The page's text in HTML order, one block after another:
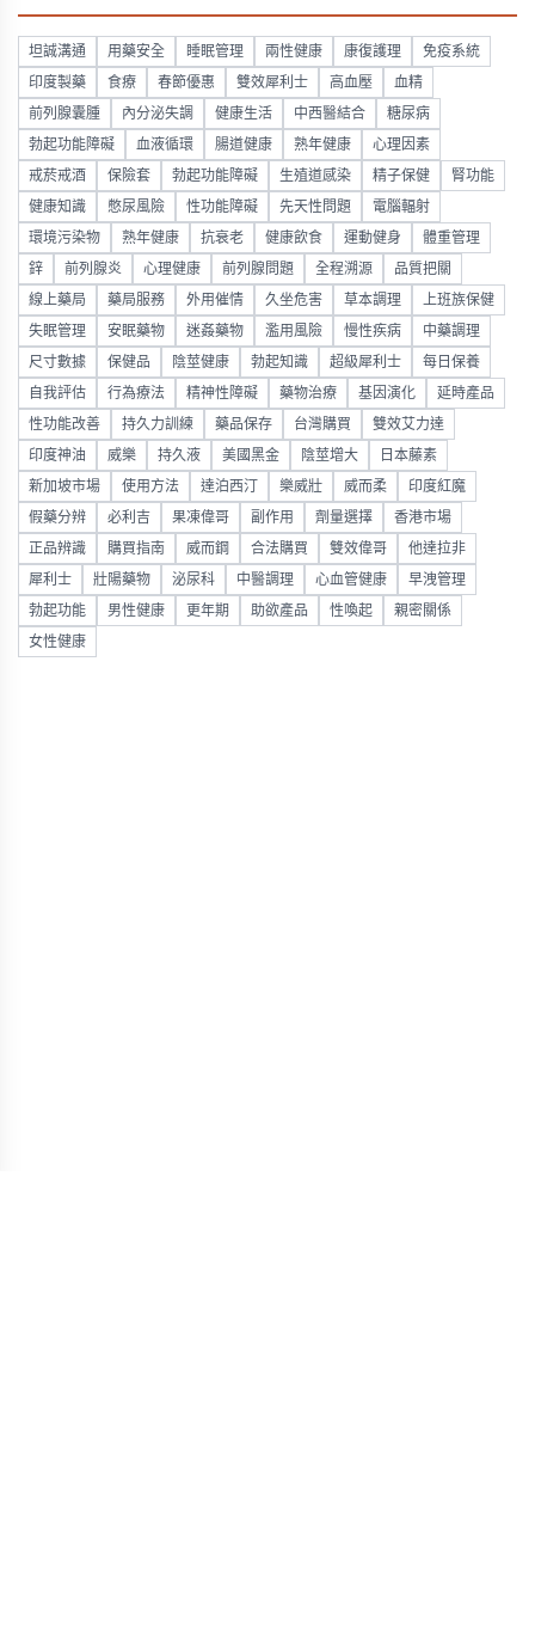
坦誠溝通 用藥安全 睡眠管理 兩性健康 康復護理 免疫系統
印度製藥 食療 春節優惠 雙效犀利士 高血壓 血精
前列腺囊腫 內分泌失調 健康生活 中西醫結合 糖尿病
勃起功能障礙 血液循環 腸道健康 熟年健康 心理因素
戒菸戒酒 保險套 勃起功能障礙 生殖道感染 精子保健 腎功能
健康知識 憋尿風險 性功能障礙 先天性問題 電腦輻射
環境污染物 熟年健康 抗衰老 健康飲食 運動健身 體重管理
鋅 前列腺炎 心理健康 前列腺問題 全程溯源 品質把關
線上藥局 藥局服務 外用催情 久坐危害 草本調理 上班族保健
失眠管理 安眠藥物 迷姦藥物 濫用風險 慢性疾病 中藥調理
尺寸數據 保健品 陰莖健康 勃起知識 超級犀利士 每日保養
自我評估 行為療法 精神性障礙 藥物治療 基因演化 延時產品
性功能改善 持久力訓練 藥品保存 台灣購買 雙效艾力達
印度神油 威樂 持久液 美國黑金 陰莖增大 日本藤素
新加坡市場 使用方法 達泊西汀 樂威壯 威而柔 印度紅魔
假藥分辨 必利吉 果凍偉哥 副作用 劑量選擇 香港市場
正品辨識 購買指南 威而鋼 合法購買 雙效偉哥 他達拉非
犀利士 壯陽藥物 泌尿科 中醫調理 心血管健康 早洩管理
勃起功能 男性健康 更年期 助欲產品 性喚起 親密關係
女性健康